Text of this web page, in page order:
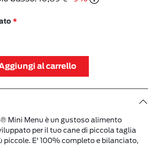
al carrello
Mini Menu è un gustoso alimento
per il tuo cane di piccola taglia
piccole. E' 100% completo e bilanciato,